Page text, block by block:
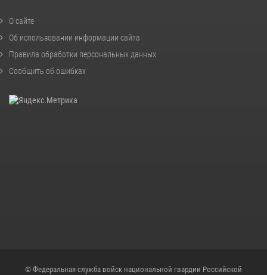
О сайте
Об использовании информации сайта
Правила обработки персональных данных
Сообщить об ошибках
© Федеральная служба войск национальной гвардии Российской